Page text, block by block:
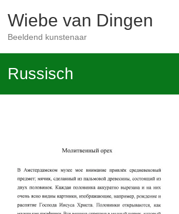
naar
inhoud
Wiebe van Dingen
Beeldend kunstenaar
Russisch